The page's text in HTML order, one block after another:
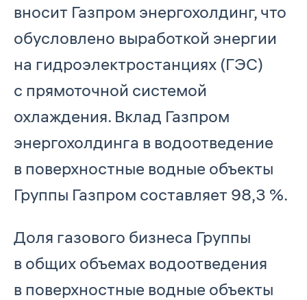
вносит Газпром энергохолдинг, что
обусловлено выработкой энергии
на гидроэлектростанциях (ГЭС)
с прямоточной системой
охлаждения. Вклад Газпром
энергохолдинга в водоотведение
в поверхностные водные объекты
Группы Газпром составляет 98,3 %.
Доля газового бизнеса Группы
в общих объемах водоотведения
в поверхностные водные объекты